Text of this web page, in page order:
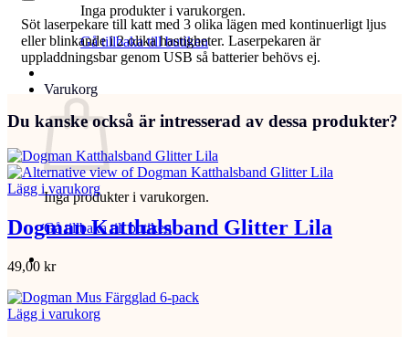
Inga produkter i varukorgen.
Gå tillbaka till butiken
Varukorg
Inga produkter i varukorgen.
Gå tillbaka till butiken
Söt laserpekare till katt med 3 olika lägen med kontinuerligt ljus
eller blinkande i 2 olika hastigheter. Laserpekaren är
uppladdningsbar genom USB så batterier behövs ej.
Du kanske också är intresserad av dessa produkter?
Lägg i varukorg
Dogman Katthalsband Glitter Lila
49,00 kr
Lägg i varukorg